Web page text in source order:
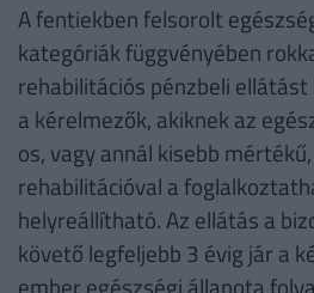
A fentiekben felsorolt
kategóriák függvényében
rehabilitációs pénzbeli
a kérelmezők, akiknek az
os, vagy annál kisebb
rehabilitációval a
helyreállítható. Az ellátás a
követő legfeljebb 3 évig jár a